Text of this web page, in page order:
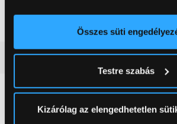
elhelyezkedéséről pár méteres
Az Ön készülékén
módjairól és adja meg preferenciáit a
pontban. Bármikor módosíthatja vagy
Sütinyilatkozathoz való hozzájárulását.
Összes süti
Testre szabás
Kizárólag az elengedhetetlen
Vásárlói vélemények(0)
0